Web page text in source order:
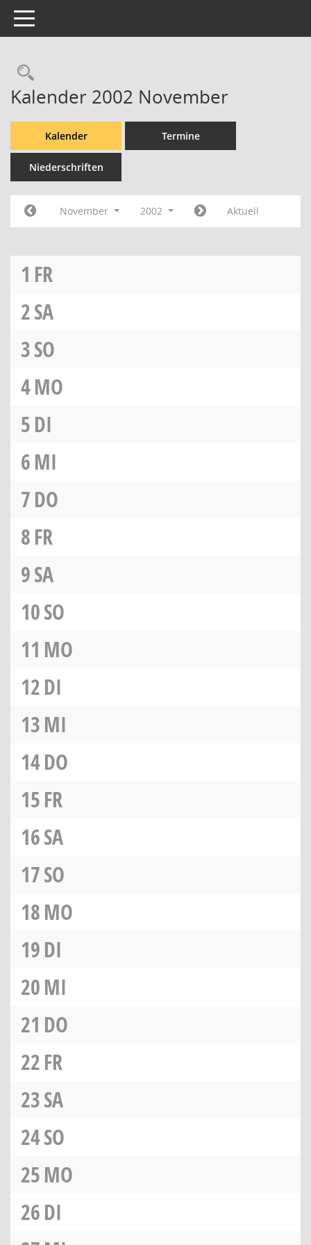
Toggle navigation
Rechercheauswahl
Kalender 2002 November
Kalender Termine
Niederschriften
November 2002 Aktuell
1 FR
2SA
3SO
4MO
5DI
6MI
7DO
8FR
9SA
10SO
11 MO
12DI
13MI
14DO
15FR
16SA
17SO
18MO
19DI
20MI
21 DO
22FR
23SA
24SO
25MO
26DI